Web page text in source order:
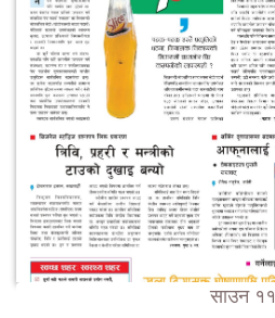
साउन ११